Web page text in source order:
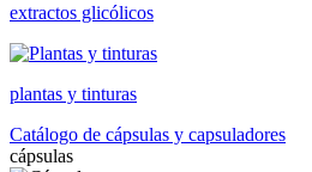
extractos glicólicos
plantas y tinturas
Catálogo de cápsulas y capsuladores
cápsulas